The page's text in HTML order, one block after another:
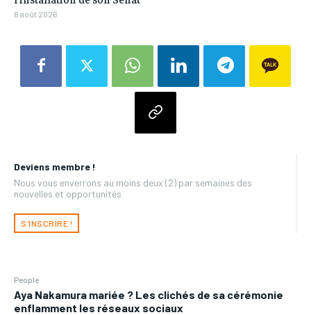
Deviens membre !
Nous vous enverrons au moins deux (2) par semaines des
nouvelles et opportunités
S'INSCRIRE !
People
Aya Nakamura mariée ? Les clichés de sa cérémonie
enflamment les réseaux sociaux
6 août 2026